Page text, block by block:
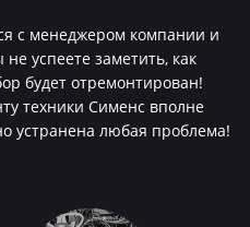
с менеджером компании и
успеете заметить, как
будет отремонтирован!
техники Сименс вполне
устранена любая проблема!